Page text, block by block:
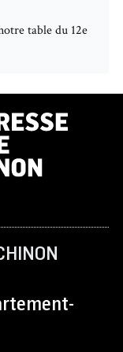
table du 12e